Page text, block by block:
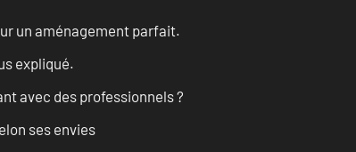
un aménagement parfait.
expliqué.
avec des professionnels ?
ses envies